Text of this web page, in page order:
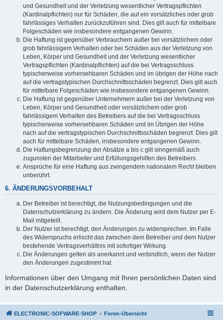
und Gesundheit und der Verletzung wesentlicher Vertragspflichten
(Kardinalpflichten) nur für Schäden, die auf ein vorsätzliches oder grob
fahrlässiges Verhalten zurückzuführen sind. Dies gilt auch für mittelbare
Folgeschäden wie insbesondere entgangenen Gewinn.
Die Haftung ist gegenüber Verbrauchern außer bei vorsätzlichem oder
grob fahrlässigem Verhalten oder bei Schäden aus der Verletzung von
Leben, Körper und Gesundheit und der Verletzung wesentlicher
Vertragspflichten (Kardinalpflichten) auf die bei Vertragsschluss
typischerweise vorhersehbaren Schäden und im übrigen der Höhe nach
auf die vertragstypischen Durchschnittsschäden begrenzt. Dies gilt auch
für mittelbare Folgeschäden wie insbesondere entgangenen Gewinn.
Die Haftung ist gegenüber Unternehmern außer bei der Verletzung von
Leben, Körper und Gesundheit oder vorsätzlichem oder grob
fahrlässigem Verhalten des Betreibers auf die bei Vertragsschluss
typischerweise vorhersehbaren Schäden und im Übrigen der Höhe
nach auf die vertragstypischen Durchschnittsschäden begrenzt. Dies gilt
auch für mittelbare Schäden, insbesondere entgangenen Gewinn.
Die Haftungsbegrenzung der Absätze a bis c gilt sinngemäß auch
zugunsten der Mitarbeiter und Erfüllungsgehilfen des Betreibers.
Ansprüche für eine Haftung aus zwingendem nationalem Recht bleiben
unberührt.
6. ÄNDERUNGSVORBEHALT
Der Betreiber ist berechtigt, die Nutzungsbedingungen und die
Datenschutzerklärung zu ändern. Die Änderung wird dem Nutzer per E-
Mail mitgeteilt.
Der Nutzer ist berechtigt, den Änderungen zu widersprechen. Im Falle
des Widerspruchs erlischt das zwischen dem Betreiber und dem Nutzer
bestehende Vertragsverhältnis mit sofortiger Wirkung.
Die Änderungen gelten als anerkannt und verbindlich, wenn der Nutzer
den Änderungen zugestimmt hat.
Informationen über den Umgang mit Ihren persönlichen Daten sind
in der Datenschutzerklärung enthalten.
ELECTRONIC-SOFWARE-SHOP Foren-Übersicht